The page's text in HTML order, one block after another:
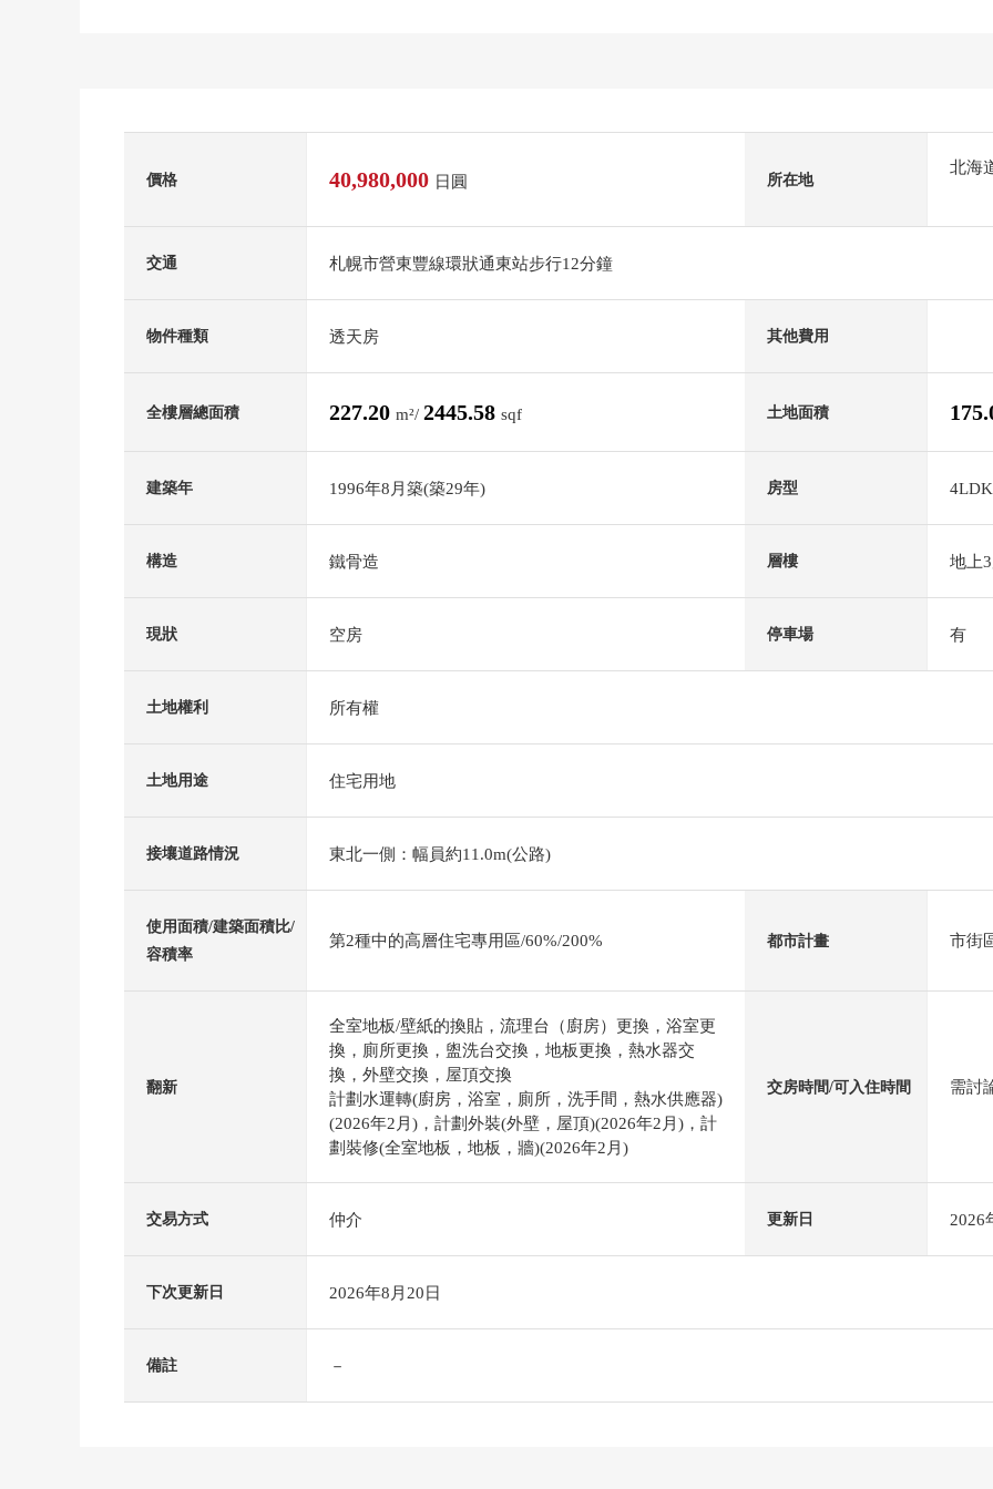
價格 40,980,000 日圓 所在地
北海
交通 札幌市營東豐線環狀通東站步行12分鐘
物件種類 透天房 其他費用
全樓層總面積 227.20 m²/ 2445.58 sqf 土地面積
建築年 1996年8月築(築29年) 房型 4LDK
構造 鐵骨造 層樓 地上
現狀 空房 停車場 有
土地權利 所有權
土地用途 住宅用地
接壤道路情況 東北一側：幅員約11.0m(公路)
使用面積/建築面積比/
容積率
第2種中的高層住宅專用區/60%/200% 都市計畫 市街
翻新
全室地板/壁紙的換貼，流理台（廚房）更換，浴室更
換，廁所更換，盥洗台交換，地板更換，熱水器交
換，外壁交換，屋頂交換
計劃水運轉(廚房，浴室，廁所，洗手間，熱水供應器)
(2026年2月)，計劃外裝(外壁，屋頂)(2026年2月)，計
劃裝修(全室地板，地板，牆)(2026年2月)
交房時間/可入住時間 需討
交易方式 仲介 更新日 2026
下次更新日 2026年8月20日
備註 －